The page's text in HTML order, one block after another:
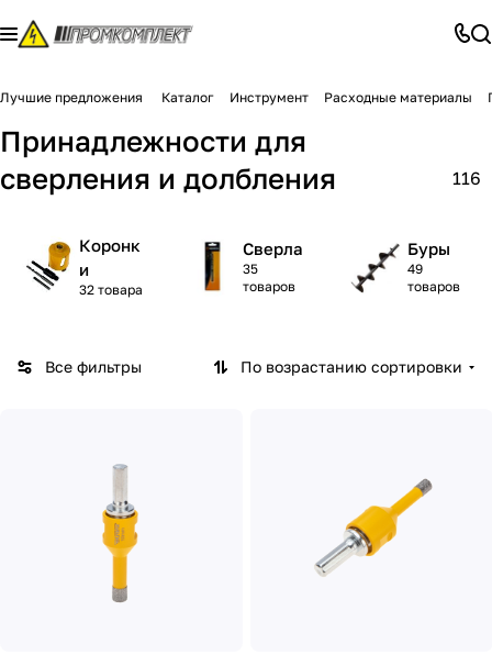
Лучшие предложения Каталог Инструмент Расходные материалы
Принадлежности для
сверления и долбления
116
Коронк
и
32 товара
Сверла
35
товаров
Буры
49
товаров
Все фильтры По возрастанию сортировки